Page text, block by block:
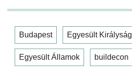
Budapest Egyesült Királyság
Egyesült Államok buildecon